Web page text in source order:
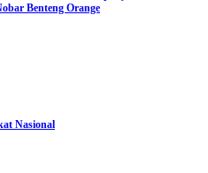
Benteng Orange
Nasional